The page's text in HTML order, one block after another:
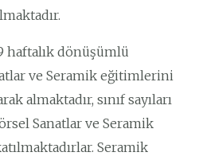
haftalık dönüşümlü
ve Seramik eğitimlerini
almaktadır, sınıf sayıları
Sanatlar ve Seramik
Seramik